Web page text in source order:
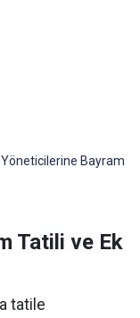
Bayram
Tatili ve Ek
tatile